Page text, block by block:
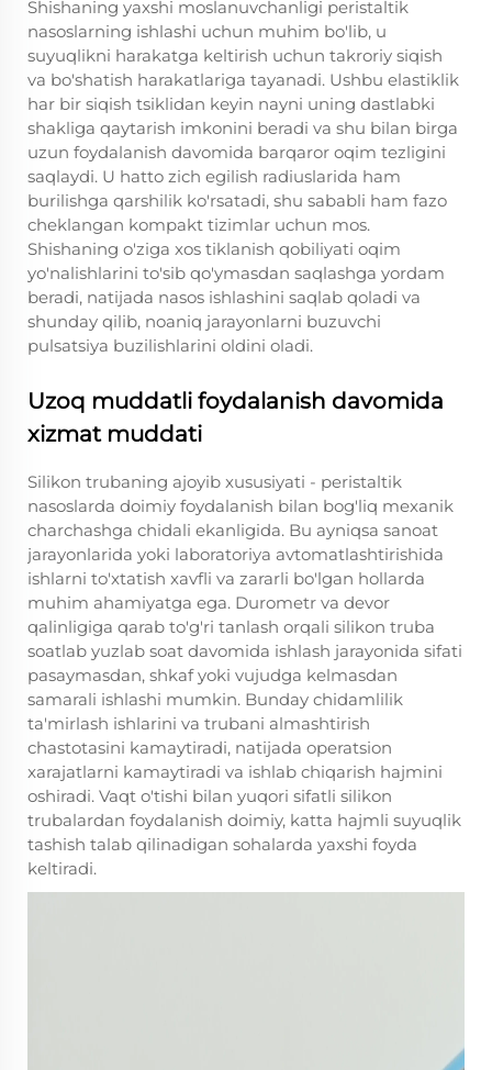
Shishaning yaxshi moslanuvchanligi peristaltik
nasoslarning ishlashi uchun muhim bo'lib, u
suyuqlikni harakatga keltirish uchun takroriy siqish
va bo'shatish harakatlariga tayanadi. Ushbu elastiklik
har bir siqish tsiklidan keyin nayni uning dastlabki
shakliga qaytarish imkonini beradi va shu bilan birga
uzun foydalanish davomida barqaror oqim tezligini
saqlaydi. U hatto zich egilish radiuslarida ham
burilishga qarshilik ko'rsatadi, shu sababli ham fazo
cheklangan kompakt tizimlar uchun mos.
Shishaning o'ziga xos tiklanish qobiliyati oqim
yo'nalishlarini to'sib qo'ymasdan saqlashga yordam
beradi, natijada nasos ishlashini saqlab qoladi va
shunday qilib, noaniq jarayonlarni buzuvchi
pulsatsiya buzilishlarini oldini oladi.
Uzoq muddatli foydalanish davomida
xizmat muddati
Silikon trubaning ajoyib xususiyati - peristaltik
nasoslarda doimiy foydalanish bilan bog'liq mexanik
charchashga chidali ekanligida. Bu ayniqsa sanoat
jarayonlarida yoki laboratoriya avtomatlashtirishida
ishlarni to'xtatish xavfli va zararli bo'lgan hollarda
muhim ahamiyatga ega. Durometr va devor
qalinligiga qarab to'g'ri tanlash orqali silikon truba
soatlab yuzlab soat davomida ishlash jarayonida sifati
pasaymasdan, shkaf yoki vujudga kelmasdan
samarali ishlashi mumkin. Bunday chidamlilik
ta'mirlash ishlarini va trubani almashtirish
chastotasini kamaytiradi, natijada operatsion
xarajatlarni kamaytiradi va ishlab chiqarish hajmini
oshiradi. Vaqt o'tishi bilan yuqori sifatli silikon
trubalardan foydalanish doimiy, katta hajmli suyuqlik
tashish talab qilinadigan sohalarda yaxshi foyda
keltiradi.